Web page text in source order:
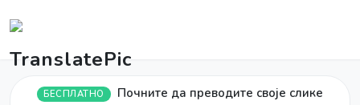
БЕСПЛАТНО
Почните да преводите своје слике